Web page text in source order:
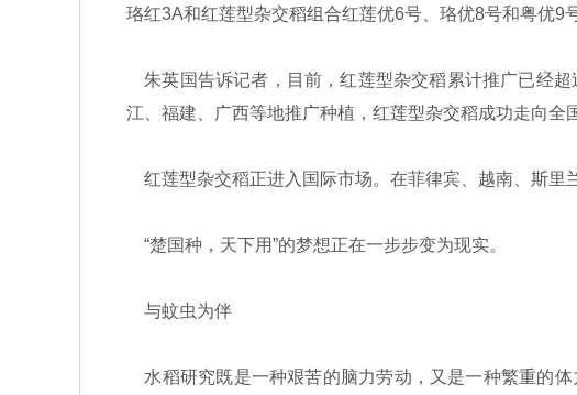
珞红3A和红莲型杂交稻组合红莲优6号、珞优8号和粤优9
朱英国告诉记者，目前，红莲型杂交稻累计推广已经
江、福建、广西等地推广种植，红莲型杂交稻成功走向全
红莲型杂交稻正进入国际市场。在菲律宾、越南、斯里
“楚国种，天下用”的梦想正在一步步变为现实。
与蚊虫为伴
水稻研究既是一种艰苦的脑力劳动，又是一种繁重的